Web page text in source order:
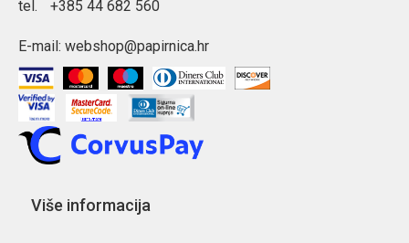
tel. +385 44 682 560
E-mail: webshop@papirnica.hr
Više informacija